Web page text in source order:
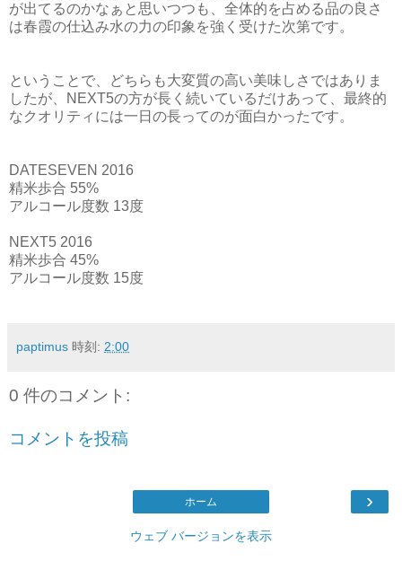
が出てるのかなぁと思いつつも、全体的を占める品の良さ
は春霞の仕込み水の力の印象を強く受けた次第です。
ということで、どちらも大変質の高い美味しさではありま
したが、NEXT5の方が長く続いているだけあって、最終的
なクオリティには一日の長ってのが面白かったです。
DATESEVEN 2016
精米歩合 55%
アルコール度数 13度
NEXT5 2016
精米歩合 45%
アルコール度数 15度
paptimus 時刻: 2:00
0 件のコメント:
コメントを投稿
›
ホーム
ウェブ バージョンを表示